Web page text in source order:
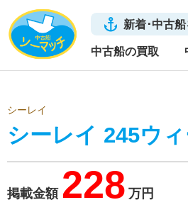
新着･中古
中古船の買取
シーレイ
シーレイ 245ウ
掲載金額 228 万円